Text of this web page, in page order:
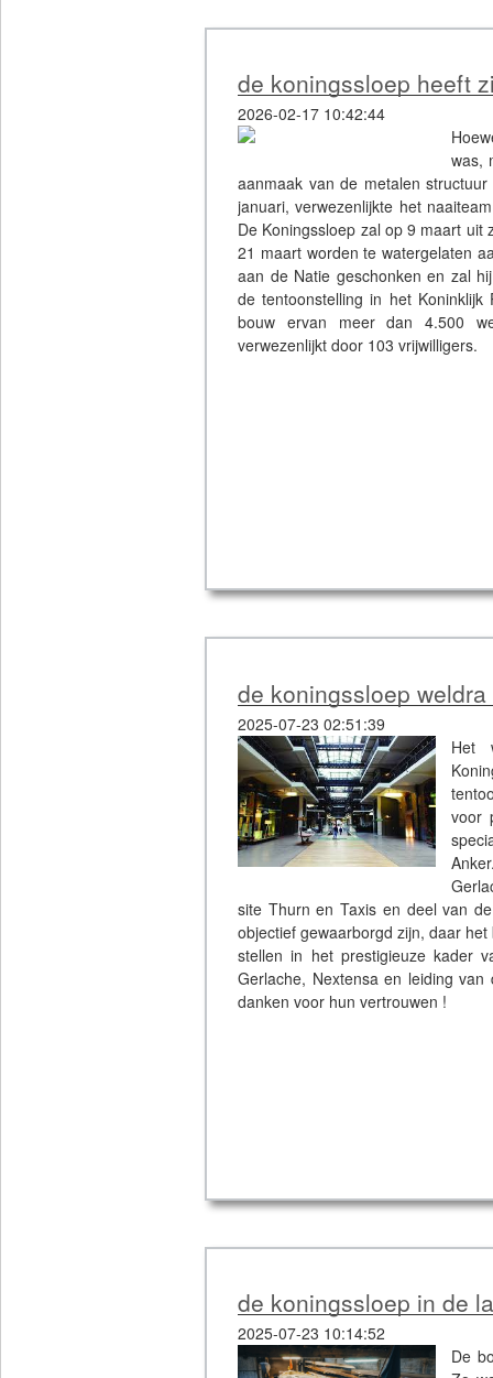
de koningssloep heeft
2026-02-17 10:42:44
was,
aanmaak van de metalen
januari, verwezenlijkte het
De Koningssloep zal op 9 maart
21 maart worden te watergelaten
aan de Natie geschonken en zal
de tentoonstelling in het
bouw ervan meer dan 4.500
verwezenlijkt door 103 vrijwilligers.
de koningssloep
2025-07-23 02:51:39
Het
voor
site Thurn en Taxis en deel van
objectief gewaarborgd zijn, daar
stellen in het prestigieuze kader
Gerlache, Nextensa en leiding
danken voor hun vertrouwen !
de koningssloep in de
2025-07-23 10:14:52
De